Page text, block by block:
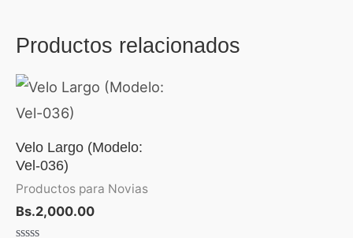
Productos relacionados
Velo Largo (Modelo:
Vel-036)
Productos para Novias
Bs.2,000.00